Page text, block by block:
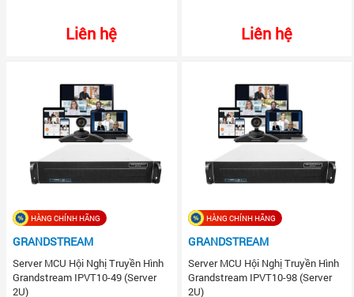
Liên hệ Liên hệ
HÀNG CHÍNH HÃNG
GRANDSTREAM
Server MCU Hội Nghị Truyền Hình
Grandstream IPVT10-49 (Server
2U)
HÀNG CHÍNH HÃNG
GRANDSTREAM
Server MCU Hội Nghị Truyền Hình
Grandstream IPVT10-98 (Server
2U)